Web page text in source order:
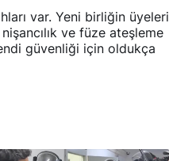
var. Yeni birliğin üyeleri
ve füze ateşleme
güvenliği için oldukça